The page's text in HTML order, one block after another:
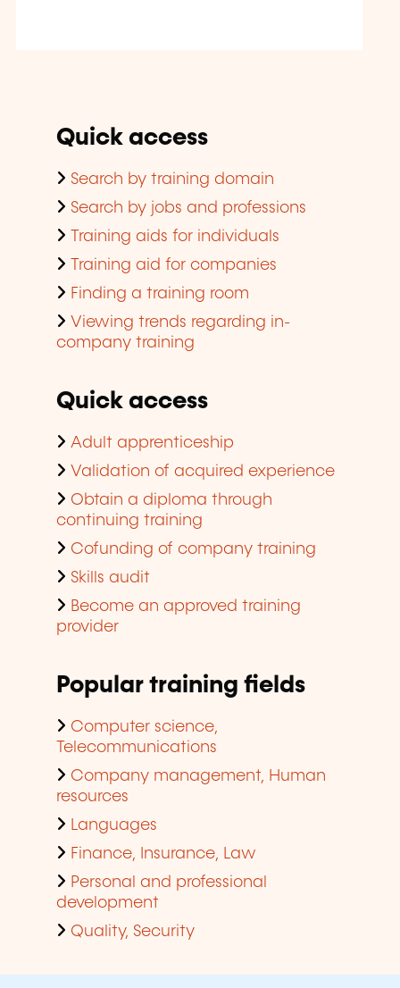
Quick access
Search by training domain
Search by jobs and professions
Training aids for individuals
Training aid for companies
Finding a training room
Viewing trends regarding in-
company training
Quick access
Adult apprenticeship
Validation of acquired experience
Obtain a diploma through
continuing training
Cofunding of company training
Skills audit
Become an approved training
provider
Popular training fields
Computer science,
Telecommunications
Company management, Human
resources
Languages
Finance, Insurance, Law
Personal and professional
development
Quality, Security